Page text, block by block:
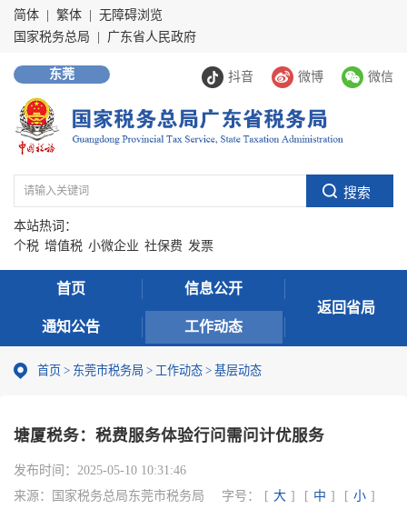
简体 繁体
无障碍浏览
国家税务总局
广东省人民政府
抖音 微博 微信
东莞
本站热词：
个税 增值税 小微企业 社保费 发票
首页 信息公开
通知公告 工作动态
返回省局
首页 > 东莞市税务局 > 工作动态 > 基层动态
塘厦税务：税费服务体验行问需问计优服务
发布时间： 2025-05-10 10:31:46
来源：
国家税务总局东莞市税务局 字号： [ 大 ] [ 中 ] [ 小 ]